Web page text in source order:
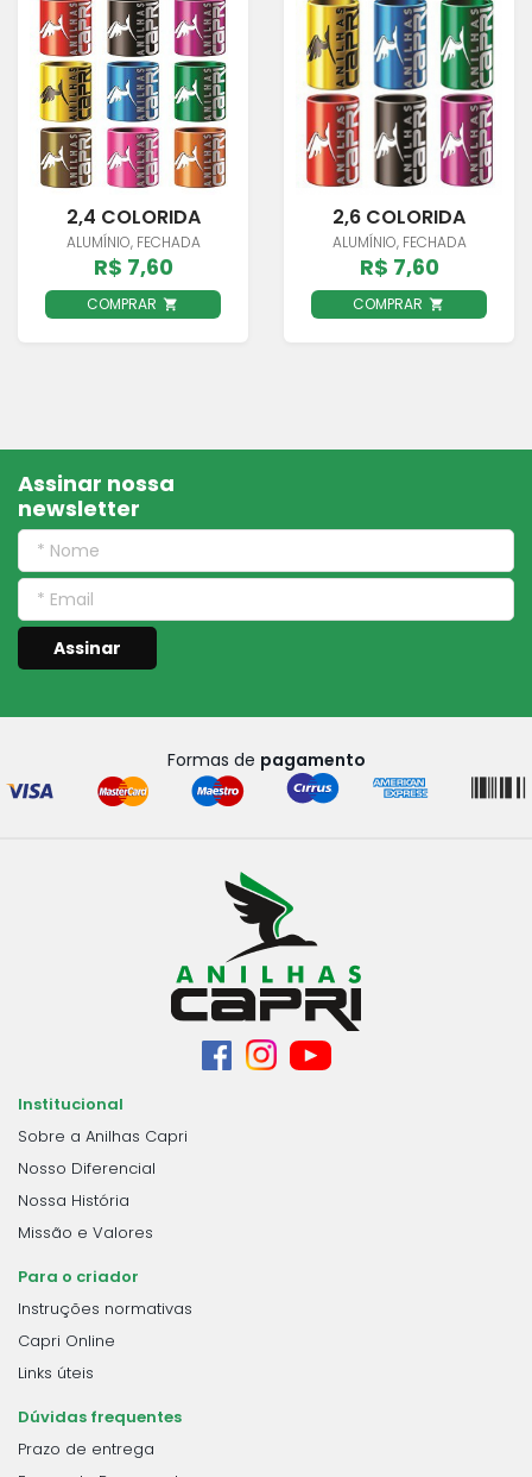
2,4 COLORIDA
ALUMÍNIO, FECHADA
R$ 7,60
COMPRAR
2,6 COLORIDA
ALUMÍNIO, FECHADA
R$ 7,60
COMPRAR
Assinar nossa
newsletter
Assinar
Formas de pagamento
Institucional
Sobre a Anilhas Capri
Nosso Diferencial
Nossa História
Missão e Valores
Para o criador
Instruções normativas
Capri Online
Links úteis
Dúvidas frequentes
Prazo de entrega